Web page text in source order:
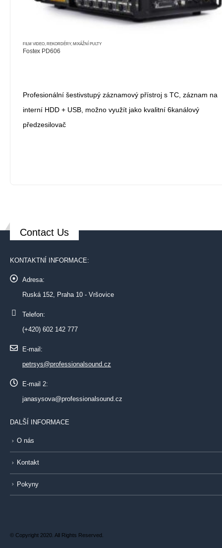
FILM VIDEO, REKORDÉRY, MIXÁŽNÍ PULTY
Fostex PD606
Profesionální šestivstupý záznamový přístroj s TC, záznam na
interní HDD + USB, možno využít jako kvalitní 6kanálový
předzesilovač
Contact Us
KONTAKTNÍ INFORMACE:
Adresa:
Ruská 152, Praha 10 - Vršovice
Telefon:
(+420) 602 142 777
E-mail:
petrsys@professionalsound.cz
E-mail 2:
janasysova@professionalsound.cz
DALŠÍ INFORMACE
O nás
Kontakt
Pokyny
© Copyright 2020. All Rights Reserved.